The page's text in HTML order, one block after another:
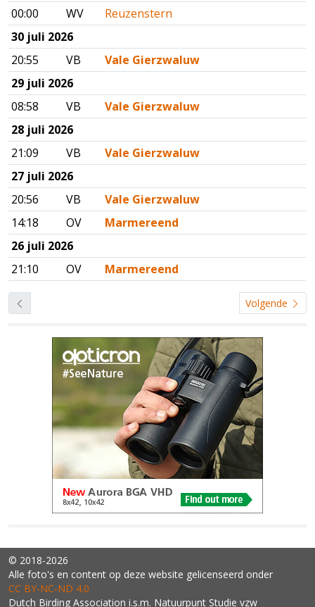
00:00
WV
Reuzenstern
30 juli 2026
20:55
VB
Vale Gierzwaluw
29 juli 2026
08:58
VB
Vale Gierzwaluw
28 juli 2026
21:09
VB
Vale Gierzwaluw
27 juli 2026
20:56
VB
Vale Gierzwaluw
14:18
OV
Marmereend
26 juli 2026
21:10
OV Marmereend
Volgende
© 2018-2026
Alle foto's en content op deze website gelicenseerd onder
CC BY‑NC‑ND 4.0
Dutch Birding Association i.s.m. Natuurpunt Studie vzw